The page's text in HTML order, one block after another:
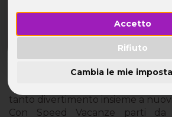
Accetto
Rifiuto
Cambia le mie
Offerta Vacanza Aprile 2007
tanto divertimento insieme a nuovi
Con Speed Vacanze parti